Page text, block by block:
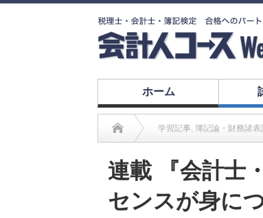
ホーム
学習記事, 簿記論・財務諸表
連載 『会計士
センスが身に